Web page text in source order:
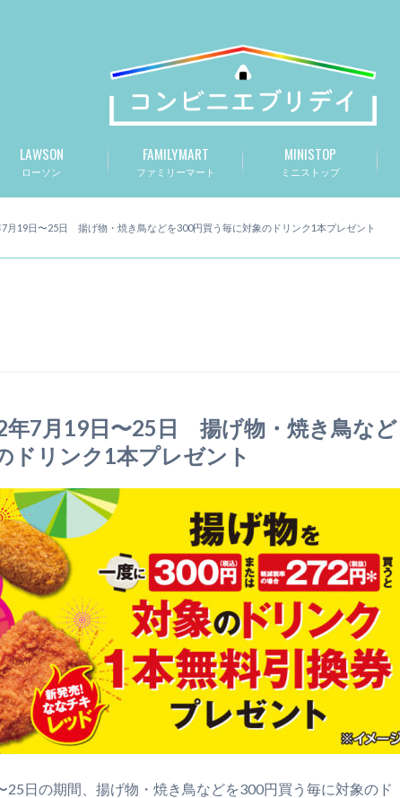
ローソン
LAWSON
ファミリーマート
FAMILYMART
ミニストップ
MINISTOP
月19日〜25日 揚げ物・焼き鳥などを300円買う毎に対象のドリンク1本プレゼント
年7月19日〜25日 揚げ物・焼き鳥など
ドリンク1本プレゼント
日の期間、揚げ物・焼き鳥などを300円買う毎に対象のド